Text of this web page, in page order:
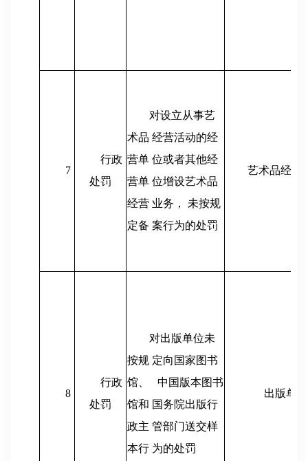
7
行政
处罚
对设立从事艺
术品 经营活动的经
营单 位或者其他经
营单 位增设艺术品
经营 业务， 未按规
定备 案行为的处罚
艺术品经营
8
行政
处罚
对出版单位未
按规 定向国家图书
馆、
中国版本图书
馆和 国务院出版行
政主 管部门送交样
本行 为的处罚
出版单位